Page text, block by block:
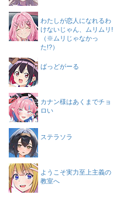
わたしが恋人になれるわ
けないじゃん、ムリムリ!
（※ムリじゃなかっ
た!?）
ばっどがーる
カナン様はあくまでチョ
ロい
ステラソラ
ようこそ実力至上主義の
教室へ